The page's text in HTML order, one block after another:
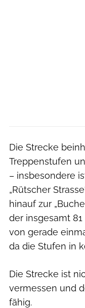
Die Strecke
Treppenstufen
– insbesondere
„Rütscher
hinauf zur
der insgesamt
von gerade
da die Stufen in
Die Strecke ist
vermessen und
fähig.